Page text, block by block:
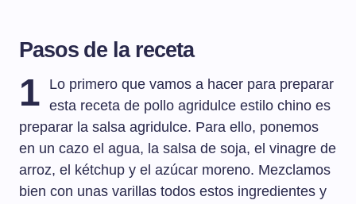
Pasos de la receta
1
Lo primero que vamos a hacer para preparar
esta receta de pollo agridulce estilo chino es
preparar la salsa agridulce. Para ello, ponemos
en un cazo el agua, la salsa de soja, el vinagre de
arroz, el kétchup y el azúcar moreno. Mezclamos
bien con unas varillas todos estos ingredientes y